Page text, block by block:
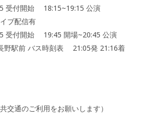
受付開始 18:15~19:15 公演
ブ配信有
19:45 開場~20:45 公演
前 バス時刻表 21:05発 21:16着
のご利用をお願いします）